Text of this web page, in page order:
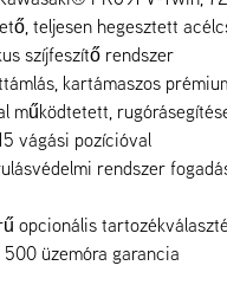
teljesen hegesztett
szíjfeszítő rendszer
kartámaszos
működtetett,
vágási pozícióval
rendszer
opcionális
üzemóra garancia